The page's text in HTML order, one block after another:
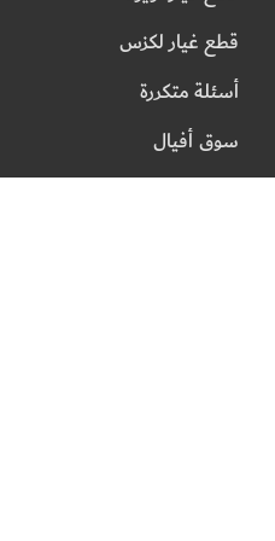
قطع غيار لكزس
أسئلة متكررة
سوق أفيال